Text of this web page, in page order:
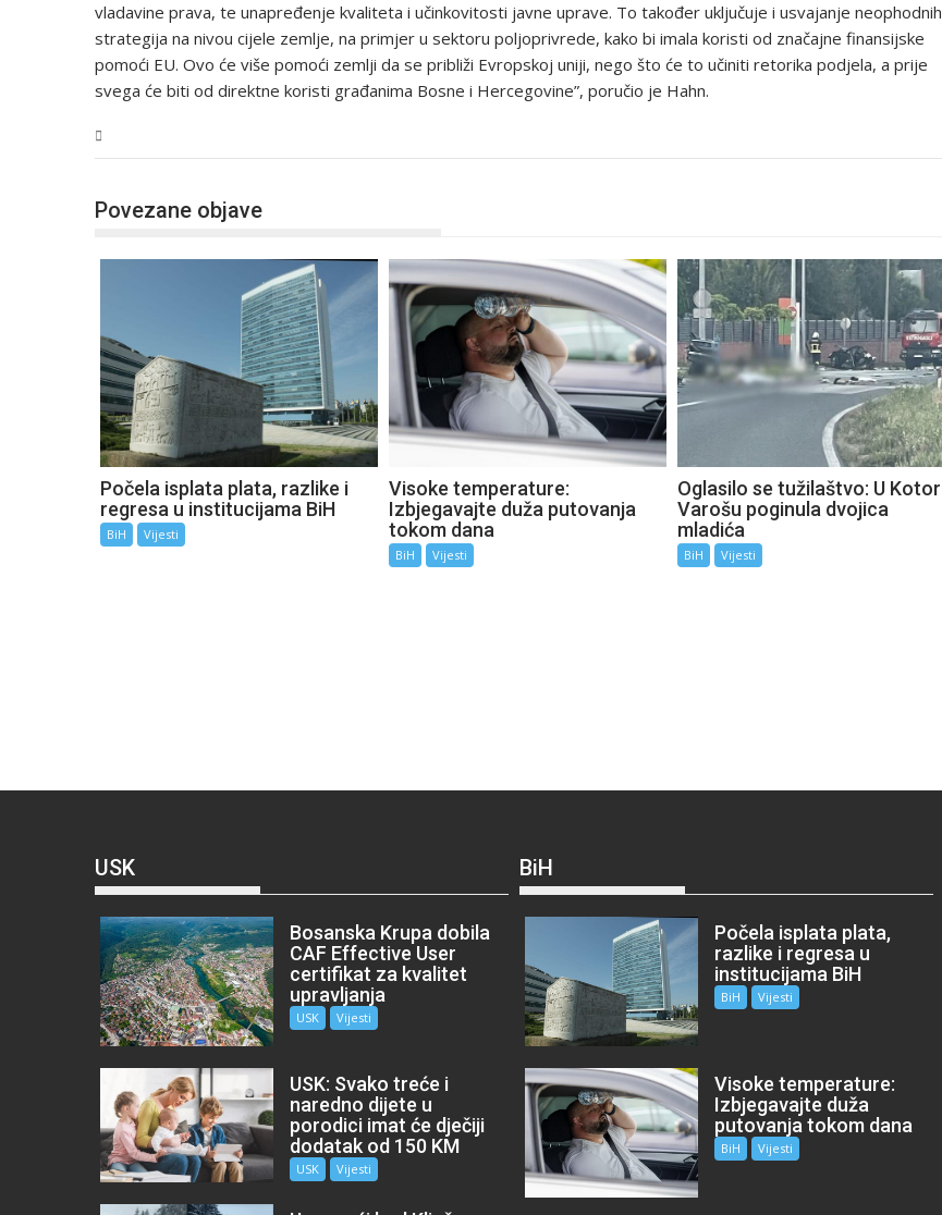
vladavine prava, te unapređenje kvaliteta i učinkovitosti javne uprave. To također uključuje i usvajanje neophodnih
strategija na nivou cijele zemlje, na primjer u sektoru poljoprivrede, kako bi imala koristi od značajne finansijske
pomoći EU. Ovo će više pomoći zemlji da se približi Evropskoj uniji, nego što će to učiniti retorika podjela, a prije
svega će biti od direktne koristi građanima Bosne i Hercegovine”, poručio je Hahn.
Povezane objave
Počela isplata plata, razlike i
regresa u institucijama BiH
BiH Vijesti
Visoke temperature:
Izbjegavajte duža putovanja
tokom dana
BiH Vijesti
Oglasilo se tužilaštvo: U Kotor
Varošu poginula dvojica
mladića
BiH Vijesti
USK
Bosanska Krupa dobila
CAF Effective User
certifikat za kvalitet
upravljanja
USK Vijesti
USK: Svako treće i
naredno dijete u
porodici imat će dječiji
dodatak od 150 KM
USK Vijesti
BiH
Počela isplata plata,
razlike i regresa u
institucijama BiH
BiH Vijesti
Visoke temperature:
Izbjegavajte duža
putovanja tokom dana
BiH Vijesti